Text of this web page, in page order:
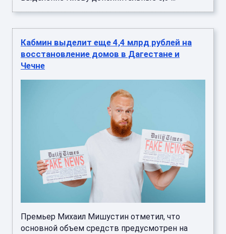
Кабмин выделит еще 4,4 млрд рублей на
восстановление домов в Дагестане и
Чечне
Премьер Михаил Мишустин отметил, что
основной объем средств предусмотрен на